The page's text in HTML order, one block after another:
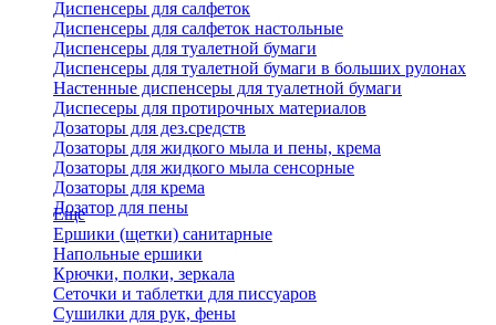
Диспенсеры для салфеток
Диспенсеры для салфеток настольные
Диспенсеры для туалетной бумаги
Диспенсеры для туалетной бумаги в больших рулонах
Настенные диспенсеры для туалетной бумаги
Диспесеры для протирочных материалов
Дозаторы для дез.средств
Дозаторы для жидкого мыла и пены, крема
Дозаторы для жидкого мыла сенсорные
Дозаторы для крема
Дозатор для пены
Еще
Ершики (щетки) санитарные
Напольные ершики
Крючки, полки, зеркала
Сеточки и таблетки для писсуаров
Сушилки для рук, фены